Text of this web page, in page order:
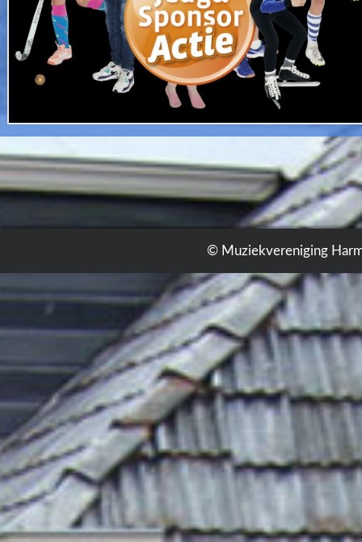
© Muziekvereniging